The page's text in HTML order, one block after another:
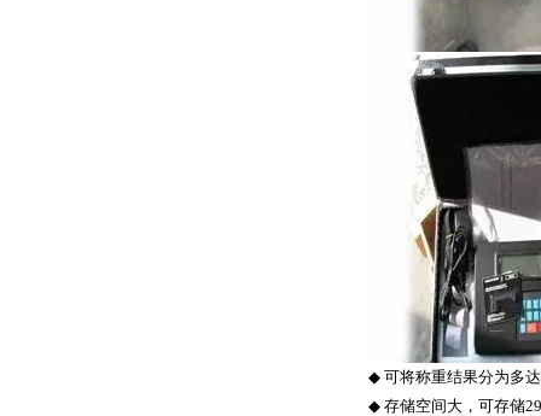
◆ 可将称重结果分为多达
◆ 存储空间大，可存储